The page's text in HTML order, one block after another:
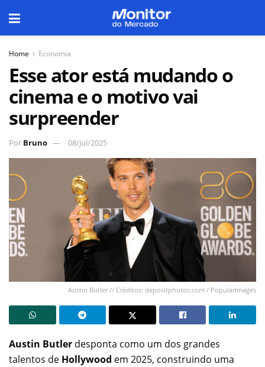
Home Economia
Esse ator está mudando o
cinema e o motivo vai
surpreender
Por Bruno 08/jul/2025
Austin Butler // Créditos: depositphotos.com / PopularImages
Austin Butler desponta como um dos grandes
talentos de Hollywood em 2025, construindo uma